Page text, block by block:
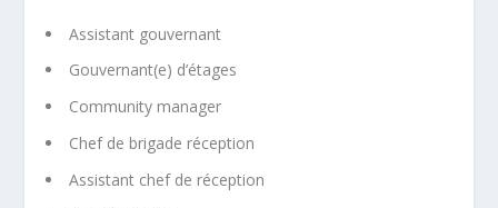
Assistant gouvernant
Gouvernant(e) d’étages
Community manager
Chef de brigade réception
Assistant chef de réception